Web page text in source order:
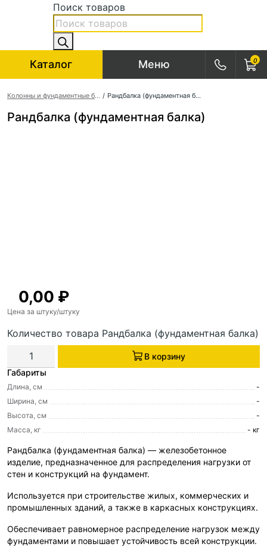
Поиск товаров
Каталог Меню 0
Колонны и фундаментные балки / Рандбалка (фундаментная балка)
Рандбалка (фундаментная балка)
Габариты
Длина, см
-
Ширина, см
-
Высота, см
-
Масса, кг
- кг
0,00 ₽
Цена за штуку/штуку
Количество товара Рандбалка (фундаментная балка)
В корзину
Рандбалка (фундаментная балка) — железобетонное
изделие, предназначенное для распределения нагрузки от
стен и конструкций на фундамент.
Используется при строительстве жилых, коммерческих и
промышленных зданий, а также в каркасных конструкциях.
Обеспечивает равномерное распределение нагрузок между
фундаментами и повышает устойчивость всей конструкции.